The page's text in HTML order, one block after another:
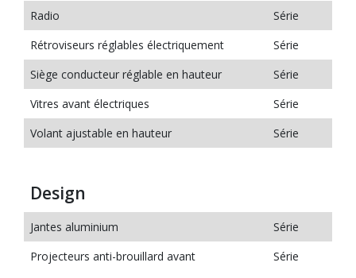
Radio
Série
Rétroviseurs réglables électriquement
Série
Siège conducteur réglable en hauteur
Série
Vitres avant électriques
Série
Volant ajustable en hauteur
Série
Design
Jantes aluminium
Série
Projecteurs anti-brouillard avant
Série